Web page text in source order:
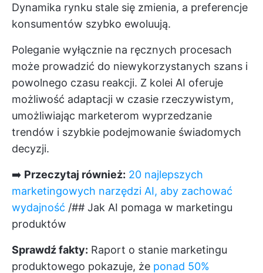
Dynamika rynku stale się zmienia, a preferencje
konsumentów szybko ewoluują.
Poleganie wyłącznie na ręcznych procesach
może prowadzić do niewykorzystanych szans i
powolnego czasu reakcji. Z kolei AI oferuje
możliwość adaptacji w czasie rzeczywistym,
umożliwiając marketerom wyprzedzanie
trendów i szybkie podejmowanie świadomych
decyzji.
➡️ Przeczytaj również: 20 najlepszych
marketingowych narzędzi AI, aby zachować
wydajność /## Jak AI pomaga w marketingu
produktów
Sprawdź fakty: Raport o stanie marketingu
produktowego pokazuje, że ponad 50%